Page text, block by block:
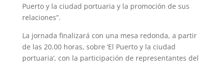
Puerto y la ciudad portuaria y la promoción de sus
relaciones”.
La jornada finalizará con una mesa redonda, a partir
de las 20.00 horas, sobre ‘El Puerto y la ciudad
portuaria’, con la participación de representantes del